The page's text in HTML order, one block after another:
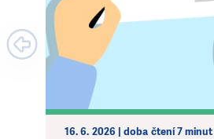
16. 6. 2026 | doba čtení 7 minut